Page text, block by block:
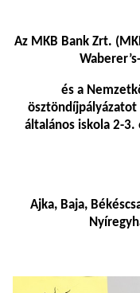
Az MKB Bank Zrt.
és a
általános iskola 2-3.
Ajka, Baja,